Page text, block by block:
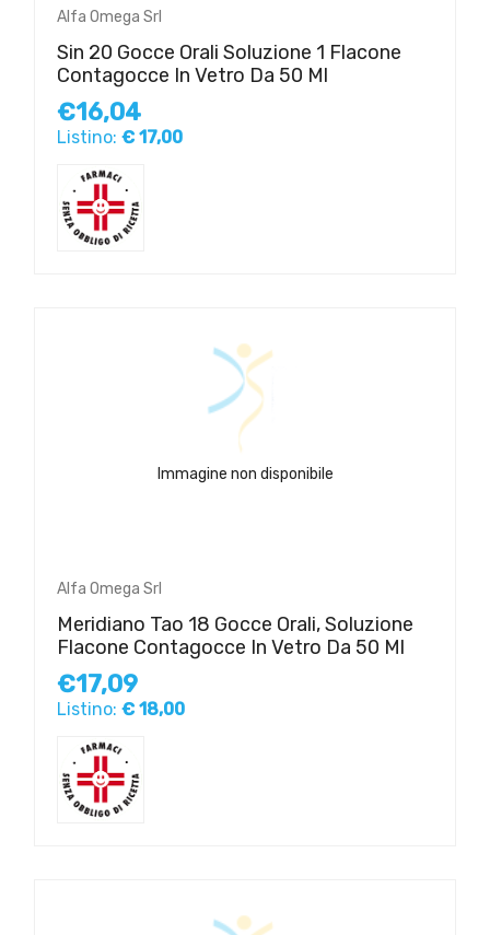
Alfa Omega Srl
Sin 20 Gocce Orali Soluzione 1 Flacone
Contagocce In Vetro Da 50 Ml
€16,04
Listino: € 17,00
Immagine non disponibile
Alfa Omega Srl
Meridiano Tao 18 Gocce Orali, Soluzione
Flacone Contagocce In Vetro Da 50 Ml
€17,09
Listino: € 18,00